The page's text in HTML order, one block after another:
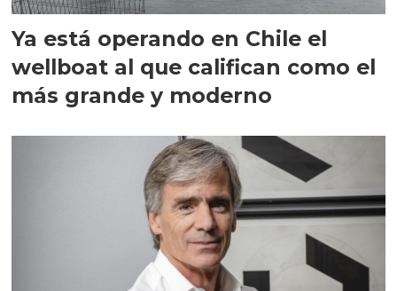
Ya está operando en Chile el
wellboat al que califican como el
más grande y moderno